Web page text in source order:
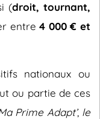
(droit, tournant,
entre4 000 € et
nationaux ou
ou partie de ces
Prime Adapt’, le